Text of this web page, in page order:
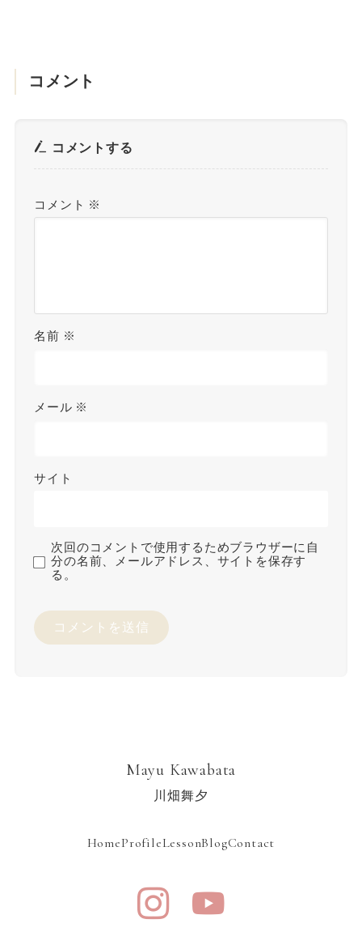
コメント
コメントする
コメント ※
名前 ※
メール ※
サイト
次回のコメントで使用するためブラウザーに自
分の名前、メールアドレス、サイトを保存す
る。
Mayu Kawabata
川畑舞夕
HomeProfileLessonBlogContact